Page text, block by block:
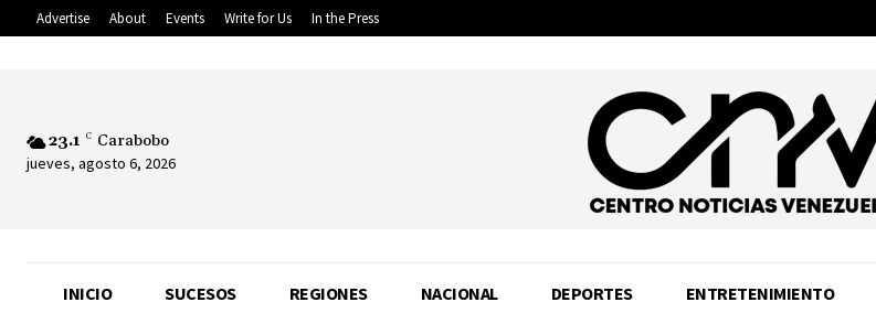
Advertise About Events Write for Us In the Press
23.1 C Carabobo
jueves, agosto 6, 2026
INICIO SUCESOS REGIONES NACIONAL DEPORTES ENTRETENIMIENTO